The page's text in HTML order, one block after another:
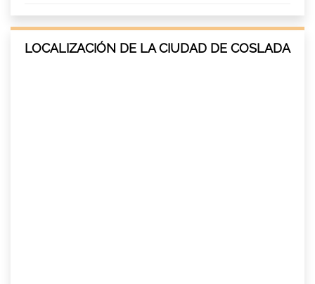
LOCALIZACIÓN DE LA CIUDAD DE COSLADA